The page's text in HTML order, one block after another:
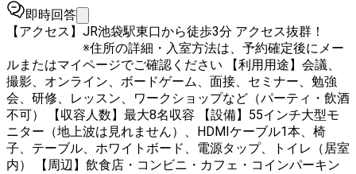
即時回答
【アクセス】JR池袋駅東口から徒歩3分 アクセス抜群！
※住所の詳細・入室方法は、予約確定後にメー
ルまたはマイページでご確認ください 【利用用途】会議、
撮影、オンライン、ボードゲーム、面接、セミナー、勉強
会、研修、レッスン、ワークショップなど（パーティ・飲酒
不可） 【収容人数】最大8名収容 【設備】55インチ大型モ
ニター（地上波は見れません）、HDMIケーブル1本、椅
子、テーブル、ホワイトボード、電源タップ、トイレ（居室
内） 【周辺】飲食店・コンビニ・カフェ・コインパーキン